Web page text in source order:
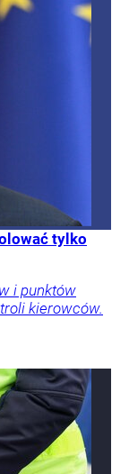
tylko
i punktów
kierowców.